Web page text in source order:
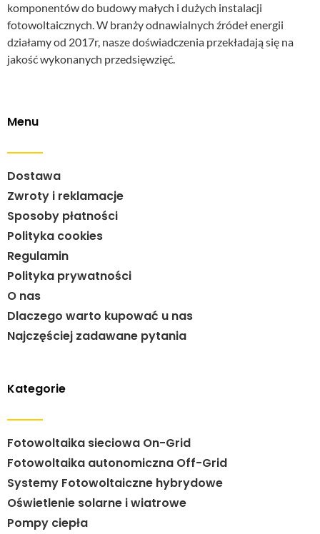
komponentów do budowy małych i dużych instalacji
fotowoltaicznych. W branży odnawialnych źródeł energii
działamy od 2017r, nasze doświadczenia przekładają się na
jakość wykonanych przedsięwzięć.
Menu
Dostawa
Zwroty i reklamacje
Sposoby płatności
Polityka cookies
Regulamin
Polityka prywatności
O nas
Dlaczego warto kupować u nas
Najczęściej zadawane pytania
Kategorie
Fotowoltaika sieciowa On-Grid
Fotowoltaika autonomiczna Off-Grid
Systemy Fotowoltaiczne hybrydowe
Oświetlenie solarne i wiatrowe
Pompy ciepła